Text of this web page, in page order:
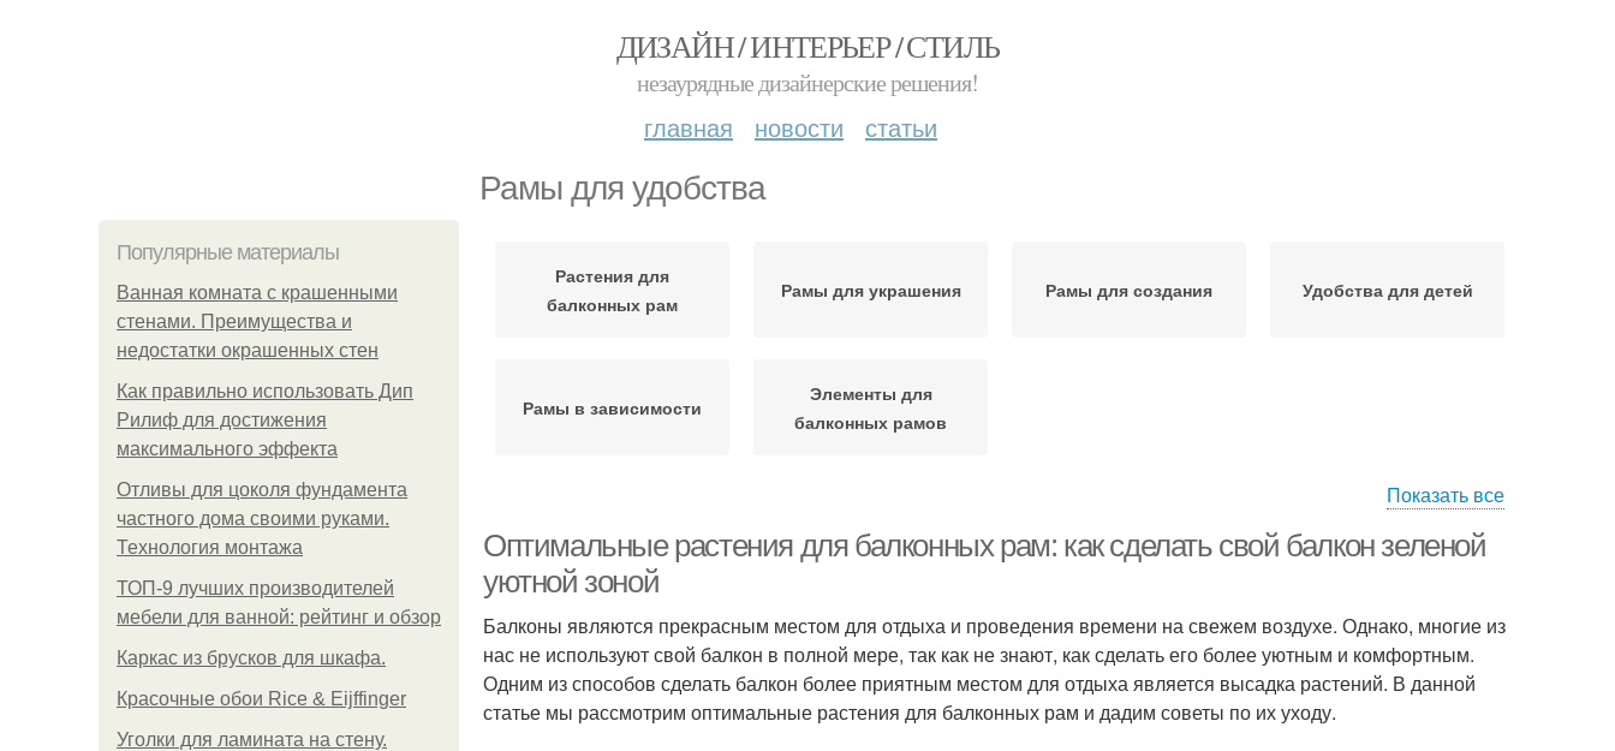
ДИЗАЙН / ИНТЕРЬЕР / СТИЛЬ
незаурядные дизайнерские решения!
главная новости статьи
Рамы для удобства
Популярные материалы
Ванная комната с крашенными
стенами. Преимущества и
недостатки окрашенных стен
Как правильно использовать Дип
Рилиф для достижения
максимального эффекта
Отливы для цоколя фундамента
частного дома своими руками.
Технология монтажа
ТОП-9 лучших производителей
мебели для ванной: рейтинг и обзор
Каркас из брусков для шкафа.
Красочные обои Rice & Eijffinger
Уголки для ламината на стену.
Растения для
балконных рам
Рамы для украшения Рамы для создания Удобства для детей
Рамы в зависимости
Элементы для
балконных рамов
Показать все
Оптимальные растения для балконных рам: как сделать свой балкон зеленой
уютной зоной
Балконы являются прекрасным местом для отдыха и проведения времени на свежем воздухе. Однако, многие из
нас не используют свой балкон в полной мере, так как не знают, как сделать его более уютным и комфортным.
Одним из способов сделать балкон более приятным местом для отдыха является высадка растений. В данной
статье мы рассмотрим оптимальные растения для балконных рам и дадим советы по их уходу.